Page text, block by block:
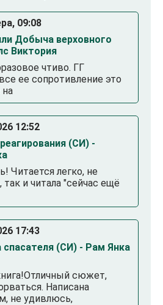
09:08
Добыча верховного
Виктория
чтиво. ГГ
ее сопротивление это
на
12:52
(СИ) -
Читается легко, не
так и читала "сейчас ещё
17:43
(СИ) - Рам Янка
сюжет,
Написана
не удивлюсь,